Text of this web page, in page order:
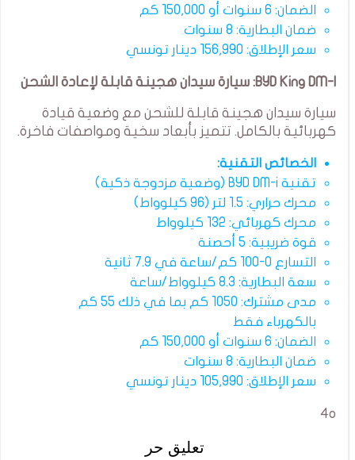
الضمان: 6 سنوات أو 150,000 كم
ضمان البطارية: 8 سنوات
سعر الإطلاق: 156,990 دينار تونسي
BYD King DM-I: سيارة سيدان هجينة قابلة لإعادة الشحن
سيارة سيدان هجينة قابلة للشحن مع وضعية قيادة
كهربائية بالكامل. تتميز بأبعاد سخية ومواصفات فاخرة.
الخصائص التقنية:
تقنية BYD DM-i (وضعية مزدوجة ذكية)
محرك حراري: 1.5 لتر (96 كيلوواط)
محرك كهربائي: 132 كيلوواط
قوة ضريبية: 5 أحصنة
التسارع 0-100 كم/ساعة في 7.9 ثانية
سعة البطارية: 8.3 كيلوواط/ساعة
مدى مشترك: 1050 كم بما في ذلك 55 كم
بالكهرباء فقط
الضمان: 6 سنوات أو 150,000 كم
ضمان البطارية: 8 سنوات
سعر الإطلاق: 105,990 دينار تونسي
4o
تعليق حر